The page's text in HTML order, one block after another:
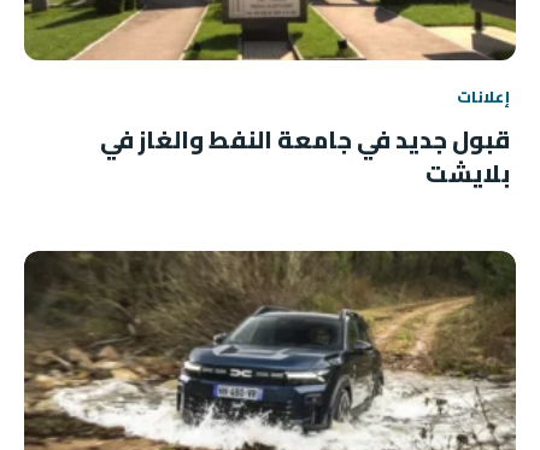
إعلانات
قبول جديد في جامعة النفط والغاز في
بلايشت